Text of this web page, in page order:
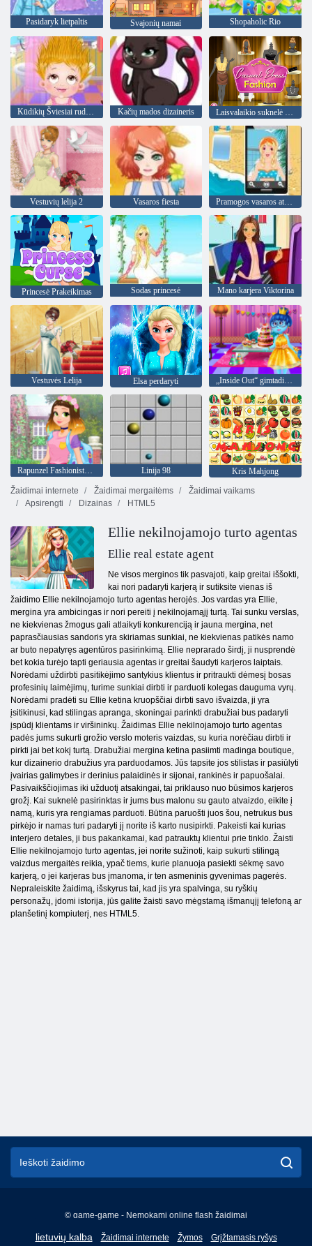
Pasidaryk lietpaltis Svajonių namai Shopaholic Rio
Kūdikių Šviesiai ruda Plaukų Diena Kačių mados dizaineris Laisvalaikio suknelė Mada
Vestuvių lelija 2 Vasaros fiesta Pramogos vasaros atostogų
Princesė Prakeikimas Sodas princesė Mano karjera Viktorina
Vestuvės Lelija Elsa perdaryti „Inside Out“ gimtadienio vakarėlis
Rapunzel Fashionista Kelyje Linija 98
Kris Mahjong
Žaidimai internete
Žaidimai mergaitėms
Žaidimai vaikams
Apsirengti
Dizainas HTML5
Ellie nekilnojamojo turto agentas
Ellie real estate agent
Ne visos merginos tik pasvajoti, kaip greitai iššokti,
kai nori padaryti karjerą ir sutiksite vienas iš
žaidimo Ellie nekilnojamojo turto agentas herojės. Jos vardas yra Ellie,
mergina yra ambicingas ir nori pereiti į nekilnojamąjį turtą. Tai sunku verslas,
ne kiekvienas žmogus gali atlaikyti konkurenciją ir jauna mergina, net
paprasčiausias sandoris yra skiriamas sunkiai, ne kiekvienas patikės namo
ar buto nepatyręs agentūros pasirinkimą. Ellie neprarado širdį, ji nusprendė
bet kokia turėjo tapti geriausia agentas ir greitai šaudyti karjeros laiptais.
Norėdami uždirbti pasitikėjimo santykius klientus ir pritraukti dėmesį bosas
profesinių laimėjimų, turime sunkiai dirbti ir parduoti kolegas dauguma vyrų.
Norėdami pradėti su Ellie ketina kruopščiai dirbti savo išvaizda, ji yra
įsitikinusi, kad stilingas apranga, skoningai parinkti drabužiai bus padaryti
įspūdį klientams ir viršininkų. Žaidimas Ellie nekilnojamojo turto agentas
padės jums sukurti grožio verslo moteris vaizdas, su kuria norėčiau dirbti ir
pirkti jai bet kokį turtą. Drabužiai mergina ketina pasiimti madinga boutique,
kur dizainerio drabužius yra parduodamos. Jūs tapsite jos stilistas ir pasiūlyti
įvairias galimybes ir derinius palaidinės ir sijonai, rankinės ir papuošalai.
Pasivaikščiojimas iki užduotį atsakingai, tai priklauso nuo būsimos karjeros
grožį. Kai suknelė pasirinktas ir jums bus malonu su gauto atvaizdo, eikite į
namą, kuris yra rengiamas parduoti. Būtina paruošti juos šou, netrukus bus
pirkėjo ir namas turi padaryti jį norite iš karto nusipirkti. Pakeisti kai kurias
interjero detales, ji bus pakankamai, kad patrauktų klientui prie tinklo. Žaisti
Ellie nekilnojamojo turto agentas, jei norite sužinoti, kaip sukurti stilingą
vaizdus mergaitės reikia, ypač tiems, kurie planuoja pasiekti sėkmę savo
karjerą, o jei karjeras bus įmanoma, ir ten asmeninis gyvenimas pagerės.
Nepraleiskite žaidimą, išskyrus tai, kad jis yra spalvinga, su ryškių
personažų, įdomi istorija, jūs galite žaisti savo mėgstamą išmanųjį telefoną ar
planšetinį kompiuterį, nes HTML5.
© game-game - Nemokami online flash žaidimai
lietuvių kalba
English
Žaidimai internete Žymos Grįžtamasis ryšys